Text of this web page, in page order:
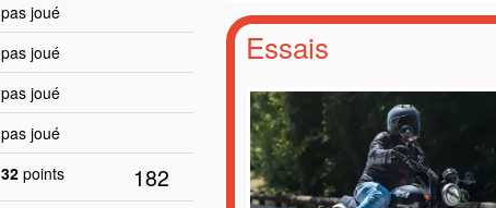
pas joué
pas joué
pas joué
pas joué
32 points 182
Essais